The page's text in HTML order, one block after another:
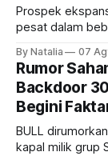
Prospek
pesat dalam
estate, ada
By Natalia 07
Rumor
Backdoor
Begini
BULL
kapal milik grup